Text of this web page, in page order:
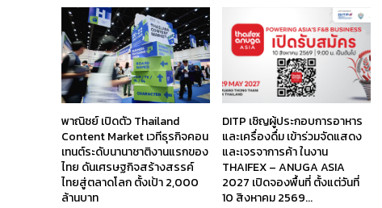
พาณิชย์ เปิดตัว Thailand
Content Market เวทีธุรกิจคอน
เทนต์ระดับนานาชาติงานแรกของ
ไทย ดันเศรษฐกิจสร้างสรรค์
ไทยสู่ตลาดโลก ตั้งเป้า 2,000
ล้านบาท
DITP เชิญผู้ประกอบการอาหาร
และเครื่องดื่ม เข้าร่วมจัดแสดง
และเจรจาการค้า ในงาน
THAIFEX – ANUGA ASIA
2027 เปิดจองพื้นที่ ตั้งแต่วันที่
10 สิงหาคม 2569...